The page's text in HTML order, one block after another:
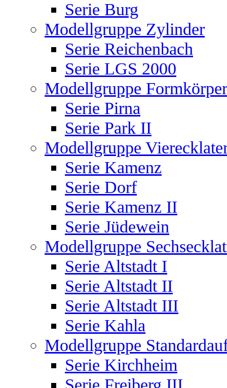
Serie Burg
Modellgruppe Zylinder
Serie Reichenbach
Serie LGS 2000
Modellgruppe
Serie Pirna
Serie Park II
Modellgruppe
Serie Kamenz
Serie Dorf
Serie Kamenz II
Serie Jüdewein
Modellgruppe
Serie Altstadt I
Serie Altstadt II
Serie Altstadt III
Serie Kahla
Modellgruppe
Serie Kirchheim